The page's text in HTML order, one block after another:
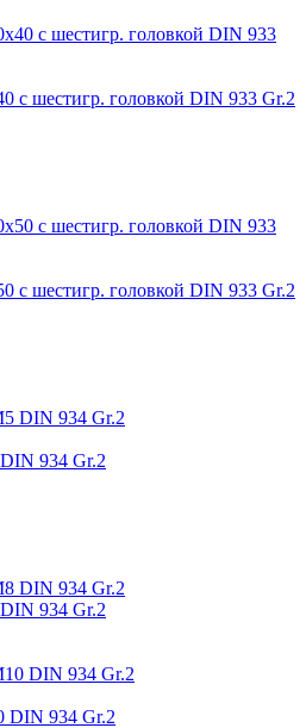
с шестигр. головкой DIN 933 Gr.2
с шестигр. головкой DIN 933 Gr.2
934 Gr.2
934 Gr.2
DIN 934 Gr.2